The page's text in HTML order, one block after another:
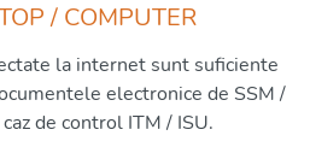
/ COMPUTER
la internet sunt suficiente
electronice de SSM /
de control ITM / ISU.